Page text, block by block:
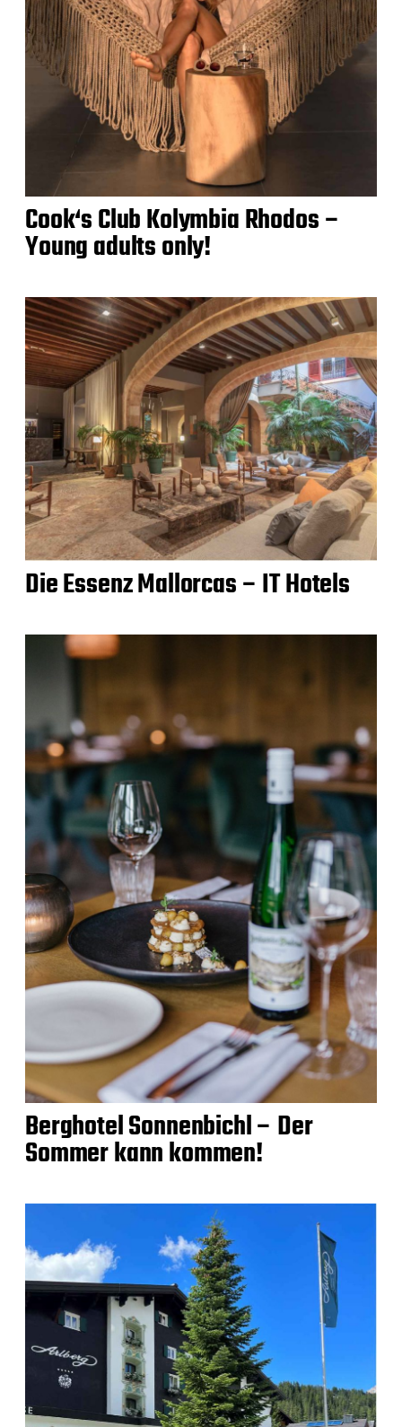
Cook‘s Club Kolymbia Rhodos –
Young adults only!
Die Essenz Mallorcas – IT Hotels
Berghotel Sonnenbichl – Der
Sommer kann kommen!